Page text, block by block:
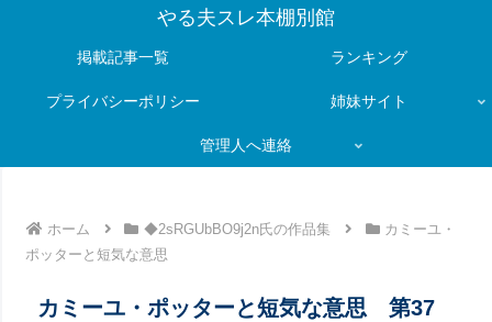
やる夫スレ本棚別館
掲載記事一覧 ランキング
プライバシーポリシー 姉妹サイト
管理人へ連絡
ホーム ◆2sRGUbBO9j2n氏の作品集
カミーユ・
ポッターと短気な意思
カミーユ・ポッターと短気な意思 第37